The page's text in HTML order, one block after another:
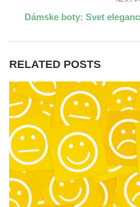
Dámske boty: Svet
RELATED POSTS